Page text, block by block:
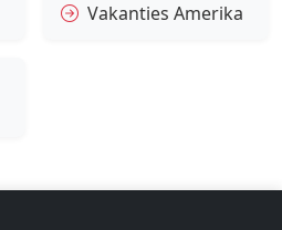
Vakanties Amerika